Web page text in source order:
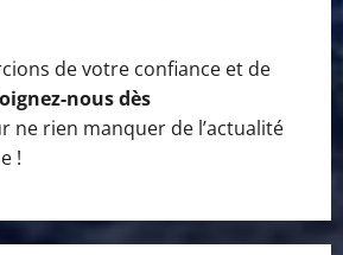
de votre confiance et de
nous dès
ne rien manquer de l’actualité
!